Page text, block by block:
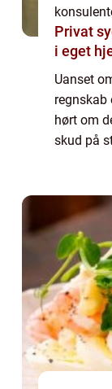
Privat
i eget
Uanset
regnskab
hørt om
skud på